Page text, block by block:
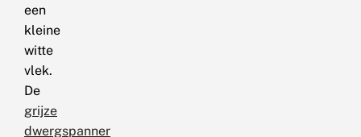
een
kleine
witte
vlek.
De
grijze
dwergspanner